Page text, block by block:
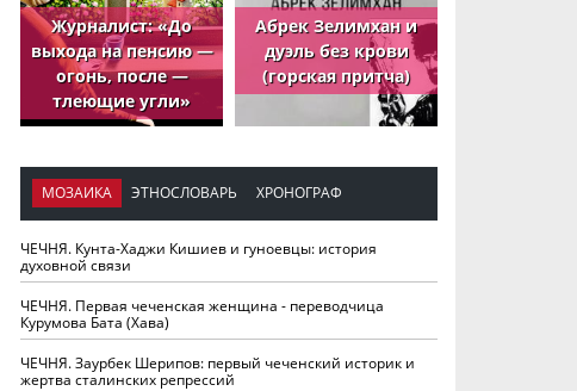
Журналист: «До
выхода на пенсию —
огонь, после —
тлеющие угли»
Абрек Зелимхан и
дуэль без крови
(горская притча)
МОЗАИКА ЭТНОСЛОВАРЬ ХРОНОГРАФ
ЧЕЧНЯ. Кунта-Хаджи Кишиев и гуноевцы: история
духовной связи
ЧЕЧНЯ. Первая чеченская женщина - переводчица
Курумова Бата (Хава)
ЧЕЧНЯ. Заурбек Шерипов: первый чеченский историк и
жертва сталинских репрессий